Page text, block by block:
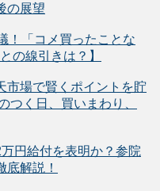
の展望
！「コメ買ったことな
の線引きは？】
市場で賢くポイントを貯
つく日、買いまわり、
円給付を表明か？参院
解説！